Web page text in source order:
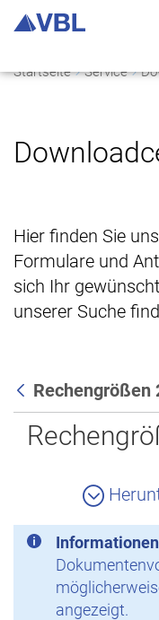
Startseite Service
Hier finden Sie
Formulare und
sich Ihr
unserer Suche
Zurück
Rechengrößen
angezeigt.